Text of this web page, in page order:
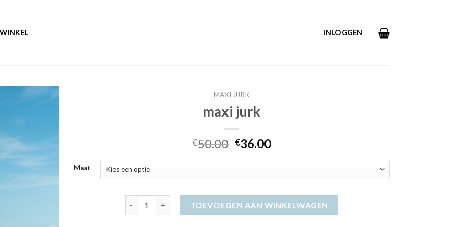
WINKEL INLOGGEN
MAXI JURK
maxi jurk
€50.00 €36.00
Maat
TOEVOEGEN AAN WINKELWAGEN